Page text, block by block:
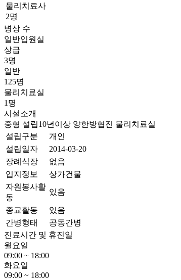
물리치료사
2명
병상 수
일반입원실
상급
3명
일반
125명
물리치료실
1명
시설소개
중형 설립10년이상 양한방협진 물리치료실
설립구분
개인
설립일자
2014-03-20
장례식장
없음
입지정보
상가건물
자원봉사활
동
있음
종교활동
있음
간병형태
공동간병
진료시간 및 휴진일
월요일
09:00 ~ 18:00
화요일
09:00 ~ 18:00